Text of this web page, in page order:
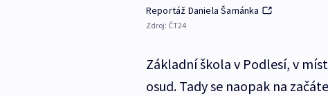
Reportáž Daniela Šamánka
Zdroj: ČT24
Základní škola v Podlesí, v
osud. Tady se naopak na